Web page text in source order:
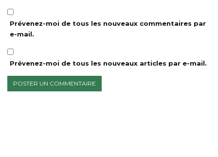
Prévenez-moi de tous les nouveaux commentaires par
e-mail.
Prévenez-moi de tous les nouveaux articles par e-mail.